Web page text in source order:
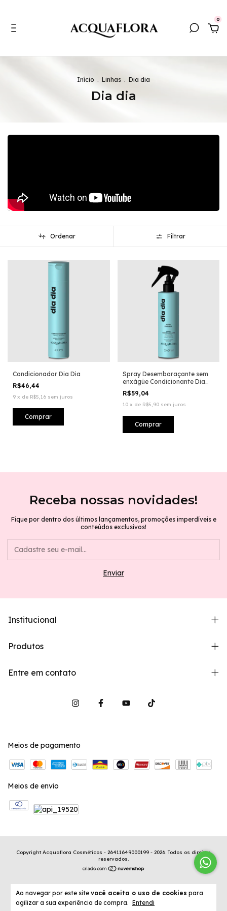
0
Ao navegar por este site você aceita o uso de cookies para
agilizar a sua experiência de compra. Entendi
Início . Linhas . Dia dia
Dia dia
Ordenar Filtrar
Condicionador Dia Dia
R$46,44
9 x de R$5,16 sem juros
Spray Desembaraçante sem
enxágüe Condicionante Dia
Dia
R$59,04
10 x de R$5,90 sem juros
Receba nossas novidades!
Fique por dentro dos últimos lançamentos, promoções imperdíveis e
conteúdos exclusivos!
Institucional
Produtos
Entre em contato
Meios de pagamento
Meios de envio
Copyright Acquaflora Cosméticos - 26411649000199 - 2026. Todos os direitos
reservados.